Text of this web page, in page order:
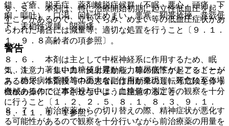
８．５． 本剤は、特に治療開始初期に起立性低血圧を起こ
すことがあるので、立ちくらみ、めまい等の低血圧症状があ
らわれた場合には減量等、適切な処置を行うこと〔９．１．
１、９．８高齢者の項参照〕。
８．６． 本剤は主として中枢神経系に作用するため、眠
気、注意力・集中力・反射運動能力等の低下が起こることが
あるので、本剤投与中の患者には自動車の運転等危険を伴う
機械の操作に従事させないように注意すること。
８．７． 前治療薬からの切り替えの際、精神症状が悪化す
る可能性があるので観察を十分行いながら前治療薬の用量を
錯、ざ瘡、脱毛症、薬剤離脱症候群（不眠、悪心、頭痛、下
痢、嘔吐）、口渇、回転性めまい、悪寒、靭帯捻挫、意欲低
下、末梢性浮腫、関節痛。
警告
１．１． 著しい血糖値上昇から、糖尿病性ケトアシドーシ
ス、糖尿病性昏睡等の重大な副作用が発現し、死亡に至る場
合があるので、本剤投与中は、血糖値の測定等の観察を十分
に行うこと〔１．２、２．５、８．１、８．３、９．１．
５、１１．１．１参照〕。